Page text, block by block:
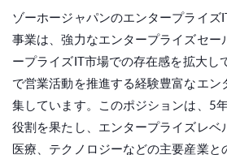
ゾーホージャパンのエンタープライ
事業は、強力なエンタープライズセ
ープライズIT市場での存在感を拡大
で営業活動を推進する経験豊富なエ
集しています。このポジションは、5
役割を果たし、エンタープライズレ
医療、テクノロジーなどの主要産業